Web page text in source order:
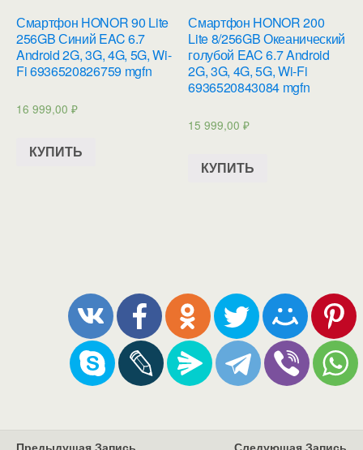
Смартфон HONOR 90 Lite
256GB Синий EAC 6.7
Android 2G, 3G, 4G, 5G, Wi-
Fi 6936520826759 mgfn
16 999,00 ₽
КУПИТЬ
Смартфон HONOR 200
Lite 8/256GB Океанический
голубой EAC 6.7 Android
2G, 3G, 4G, 5G, Wi-Fi
6936520843084 mgfn
15 999,00₽
КУПИТЬ